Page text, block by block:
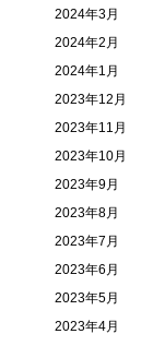
2024年3月
2024年2月
2024年1月
2023年12月
2023年11月
2023年10月
2023年9月
2023年8月
2023年7月
2023年6月
2023年5月
2023年4月